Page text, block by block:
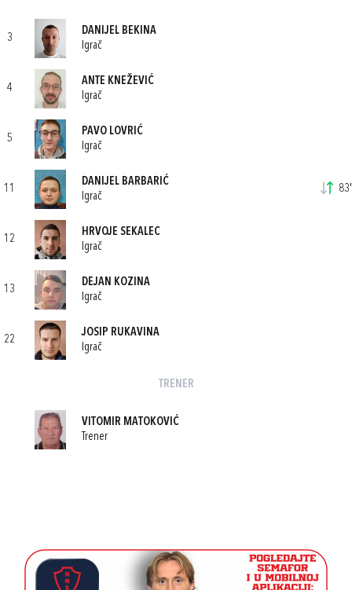
3
DANIJEL BEKINA
Igrač
4
ANTE KNEŽEVIĆ
Igrač
5
PAVO LOVRIĆ
Igrač
11
DANIJEL BARBARIĆ
Igrač
83'
12
HRVOJE SEKALEC
Igrač
13
DEJAN KOZINA
Igrač
22
JOSIP RUKAVINA
Igrač
TRENER
VITOMIR MATOKOVIĆ
Trener